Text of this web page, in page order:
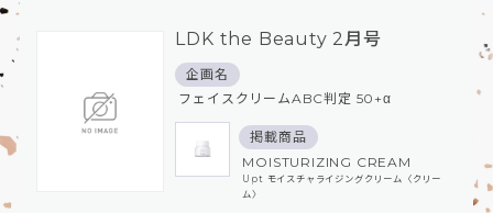
LDK the Beauty 2月号
企画名
フェイスクリームABC判定 50+α
掲載商品
MOISTURIZING CREAM
Upt モイスチャライジングクリーム〈クリー
ム〉